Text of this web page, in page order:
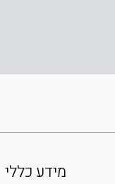
מידע כללי